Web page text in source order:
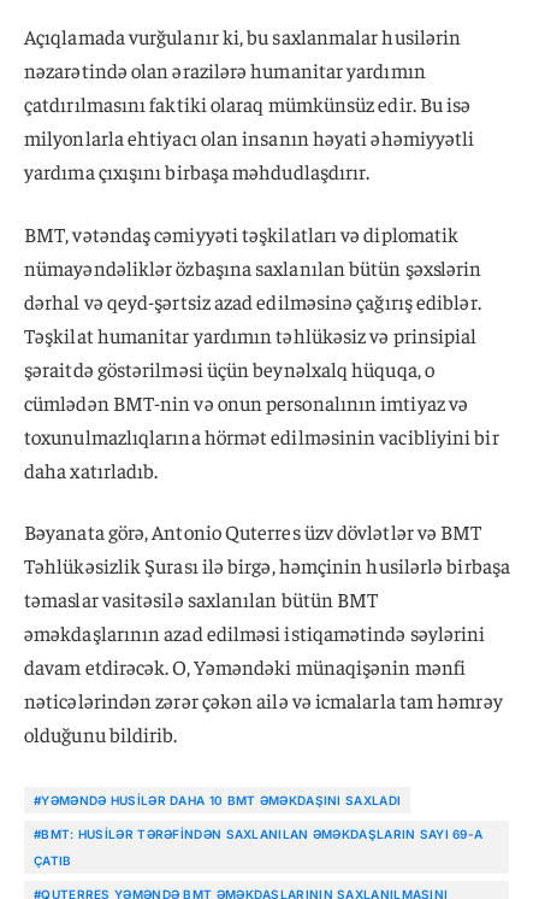
Açıqlamada vurğulanır ki, bu saxlanmalar husilərin
nəzarətində olan ərazilərə humanitar yardımın
çatdırılmasını faktiki olaraq mümkünsüz edir. Bu isə
milyonlarla ehtiyacı olan insanın həyati əhəmiyyətli
yardıma çıxışını birbaşa məhdudlaşdırır.
BMT, vətəndaş cəmiyyəti təşkilatları və diplomatik
nümayəndəliklər özbaşına saxlanılan bütün şəxslərin
dərhal və qeyd-şərtsiz azad edilməsinə çağırış ediblər.
Təşkilat humanitar yardımın təhlükəsiz və prinsipial
şəraitdə göstərilməsi üçün beynəlxalq hüquqa, o
cümlədən BMT-nin və onun personalının imtiyaz və
toxunulmazlıqlarına hörmət edilməsinin vacibliyini bir
daha xatırladıb.
Bəyanata görə, Antonio Quterres üzv dövlətlər və BMT
Təhlükəsizlik Şurası ilə birgə, həmçinin husilərlə birbaşa
təmaslar vasitəsilə saxlanılan bütün BMT
əməkdaşlarının azad edilməsi istiqamətində səylərini
davam etdirəcək. O, Yəməndəki münaqişənin mənfi
nəticələrindən zərər çəkən ailə və icmalarla tam həmrəy
olduğunu bildirib.
#YƏMƏNDƏ HUSILƏR DAHA 10 BMT ƏMƏKDAŞINI SAXLADI
#BMT: HUSILƏR TƏRƏFINDƏN SAXLANILAN ƏMƏKDAŞLARIN SAYI 69-A
ÇATIB
#QUTERRES YƏMƏNDƏ BMT ƏMƏKDAŞLARININ SAXLANILMASINI